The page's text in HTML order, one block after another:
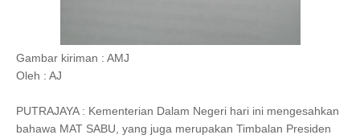
Gambar kiriman : AMJ
Oleh : AJ
PUTRAJAYA : Kementerian Dalam Negeri hari ini mengesahkan
bahawa MAT SABU, yang juga merupakan Timbalan Presiden